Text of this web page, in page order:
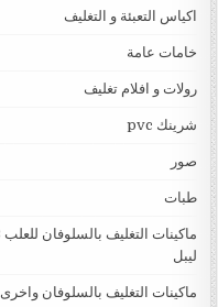
اكياس التعبئة و التغليف
خامات عامة
رولات و افلام تغليف
شرينك pvc
صور
طبات
ليبل
ماكينات التغليف بالسلوفان واخرى